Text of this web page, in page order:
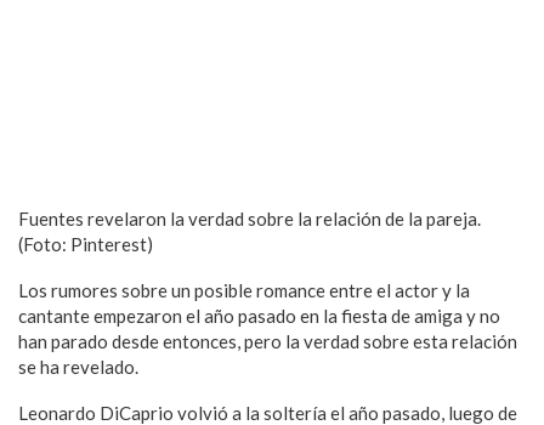
Fuentes revelaron la verdad sobre la relación de la pareja.
(Foto: Pinterest)
Los rumores sobre un posible romance entre el actor y la
cantante empezaron el año pasado en la fiesta de amiga y no
han parado desde entonces, pero la verdad sobre esta relación
se ha revelado.
Leonardo DiCaprio volvió a la soltería el año pasado, luego de